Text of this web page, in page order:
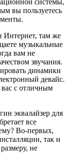
вы пользуетесь
Интернет, там же
музыкальные
вам не
звучания.
динамики
девайс.
с отличным
эквалайзер для
все
Во-первых,
так и
не